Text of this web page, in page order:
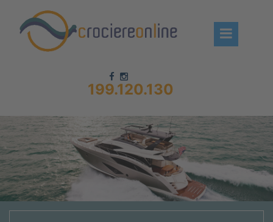
199.120.130
Chi siamo – CrociereOnLine
Destinazioni Crociere
Prenota crociere
News